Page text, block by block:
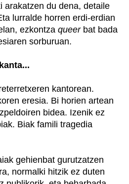
arakatzen du dena, detaile
lurralde horren erdi-erdian
ezkontza queerbat bada
sorburuan.
kantorean.
eresia. Bi horien artean
bidea. Izenik ez
Biak famili tragedia
gehienbat gurutzatzen
normalki hitzik ez duten